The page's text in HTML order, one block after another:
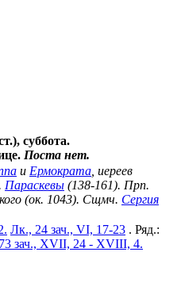
суббота.
Поста нет.
и Ермократа , иереев
Параскевы (138-161). Прп.
(ок. 1043). Сщмч. Сергия
Лк., 24 зач., VI, 17-23 . Ряд.:
зач., XVII, 24 - XVIII, 4.